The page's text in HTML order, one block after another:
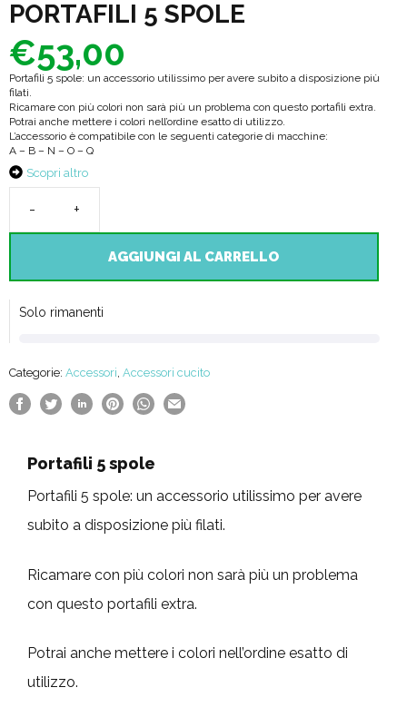
PORTAFILI 5 SPOLE
€53,00
Portafili 5 spole: un accessorio utilissimo per avere subito a disposizione più
filati.
Ricamare con più colori non sarà più un problema con questo portafili extra.
Potrai anche mettere i colori nell’ordine esatto di utilizzo.
L’accessorio è compatibile con le seguenti categorie di macchine:
A – B – N – O – Q
Scopri altro
SPOLE
quantità
AGGIUNGI AL CARRELLO
Solo rimanenti
Categorie: Accessori, Accessori cucito
Portafili 5 spole
Portafili 5 spole: un accessorio utilissimo per avere
subito a disposizione più filati.
Ricamare con più colori non sarà più un problema
con questo portafili extra.
Potrai anche mettere i colori nell’ordine esatto di
utilizzo.